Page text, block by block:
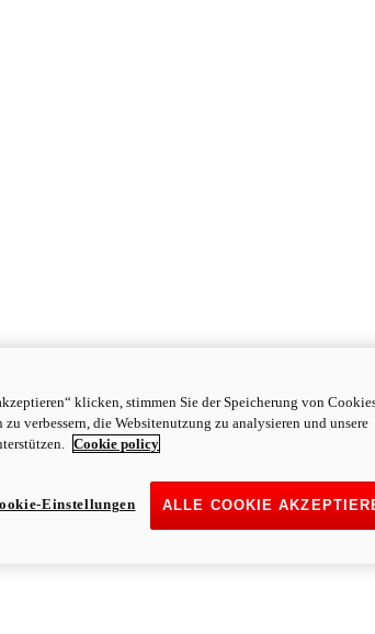
klicken, stimmen Sie der Speicherung von
verbessern, die Websitenutzung zu analysieren und unsere
Cookie policy
ALLE COOKIE
Einstellungen